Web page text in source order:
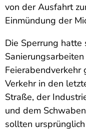
von der Ausfahrt
Einmündung der
Die Sperrung hatte
Verkehr in den
Straße, der
und dem
sollten